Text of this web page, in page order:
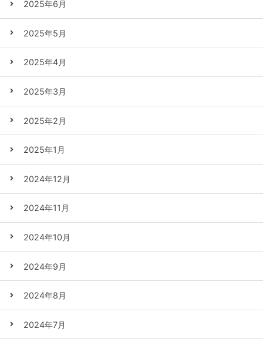
2025年6月
2025年5月
2025年4月
2025年3月
2025年2月
2025年1月
2024年12月
2024年11月
2024年10月
2024年9月
2024年8月
2024年7月